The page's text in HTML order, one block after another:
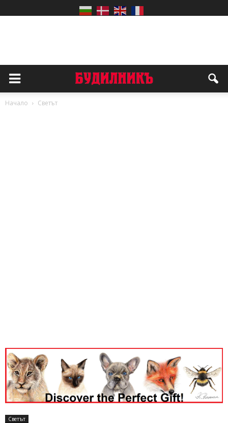
Начало Светът
Светът